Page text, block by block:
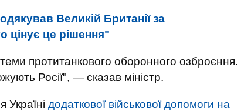
Великій Британії за
цінує це рішення"
протитанкового оборонного озброєння.
Росії", — сказав міністр.
додаткової військової допомоги на